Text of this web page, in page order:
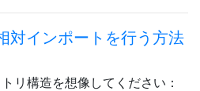
対インポートを行う方法
リ構造を想像してください：